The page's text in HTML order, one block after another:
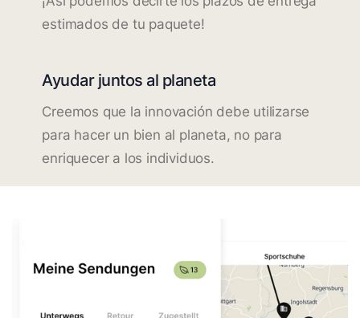
estimados de tu paquete!
Ayudar juntos al planeta
Creemos que la innovación debe utilizarse
para hacer un bien al planeta, no para
enriquecer a los individuos.